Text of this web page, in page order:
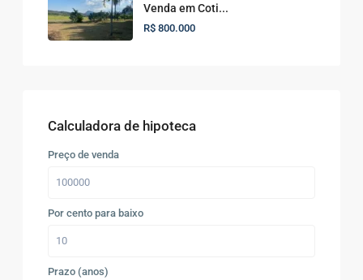
Venda em Coti...
R$ 800.000
Calculadora de hipoteca
Preço de venda
Por cento para baixo
Prazo (anos)